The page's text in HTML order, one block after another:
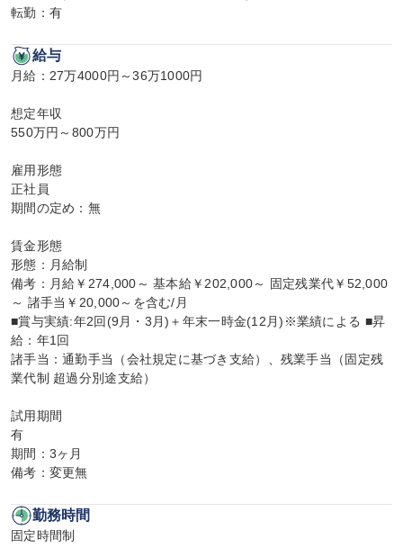
転勤：有
給与
月給：27万4000円～36万1000円
想定年収
550万円～800万円
雇用形態
正社員
期間の定め：無
賃金形態
形態：月給制
備考：月給￥274,000～ 基本給￥202,000～ 固定残業代￥52,000
～ 諸手当￥20,000～を含む/月
■賞与実績:年2回(9月・3月)＋年末一時金(12月)※業績による ■昇
給：年1回
諸手当：通勤手当（会社規定に基づき支給）、残業手当（固定残
業代制 超過分別途支給）
試用期間
有
期間：3ヶ月
備考：変更無
勤務時間
固定時間制